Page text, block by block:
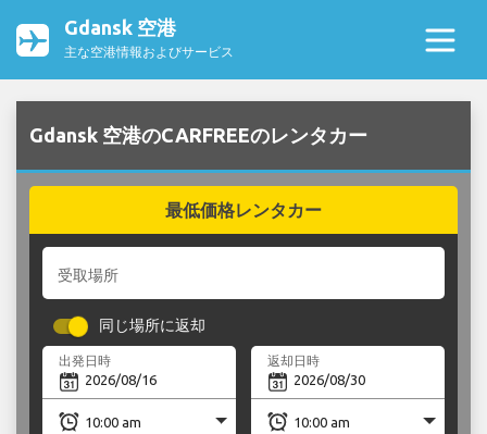
Gdansk 空港
主な空港情報およびサービス
Gdansk 空港のCARFREEのレンタカー
最低価格レンタカー
受取場所
同じ場所に返却
出発日時 返却日時